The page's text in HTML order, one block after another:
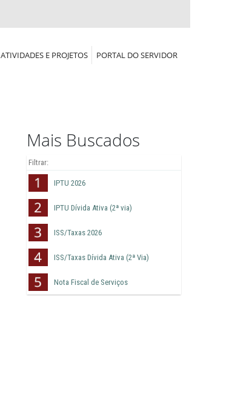
ATIVIDADES E PROJETOS PORTAL DO SERVIDOR
Mais Buscados
IPTU 2026
IPTU Dívida Ativa (2ª via)
ISS/Taxas 2026
ISS/Taxas Dívida Ativa (2ª Via)
Nota Fiscal de Serviços